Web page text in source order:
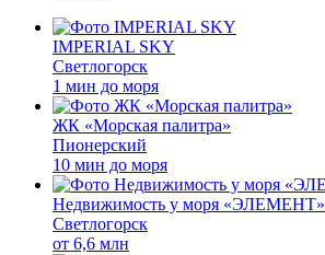
IMPERIAL SKY
Светлогорск
1 мин до моря
ЖК «Морская палитра»
Пионерский
10 мин до моря
Недвижимость у моря «ЭЛЕМЕНТ»
Светлогорск
от 6,6 млн